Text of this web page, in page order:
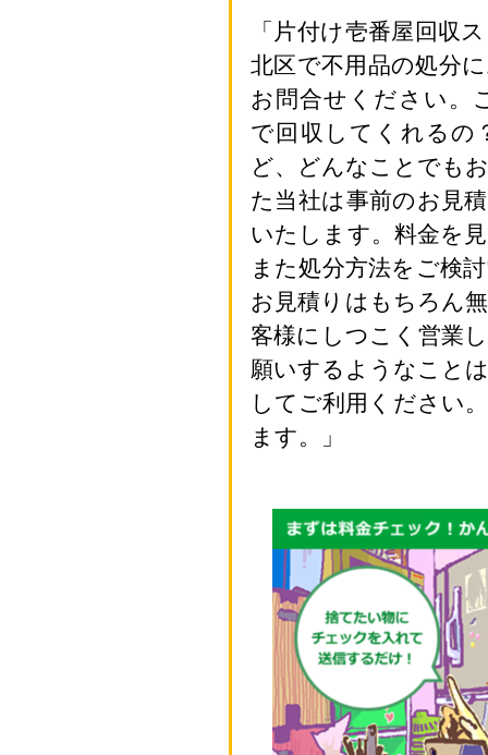
「片付け壱番屋回収
北区で不用品の処分
お問合せください。
で回収してくれるの
ど、どんなことでも
た当社は事前のお見
いたします。料金を
また処分方法をご検
お見積りはもちろん
客様にしつこく営業
願いするようなこと
してご利用ください
ます。」